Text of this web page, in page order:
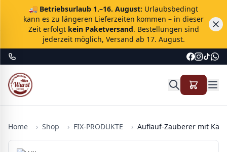
🚚 Betriebsurlaub 1.–16. August: Urlaubsbedingt
kann es zu längeren Lieferzeiten kommen – in dieser
Zeit erfolgt kein Paketversand. Bestellungen sind
jederzeit möglich, Versand ab 17. August.
Home › Shop › FIX-PRODUKTE › Auflauf-Zauberer mit